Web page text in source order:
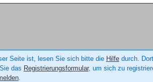
Seite ist, lesen Sie sich bitte die Hilfedurch.
das Registrierungsformular, um sich zu
.